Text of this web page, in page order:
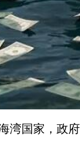
湾国家，政